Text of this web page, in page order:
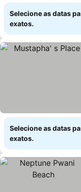
Selecione as datas
exatos.
Selecione as datas
exatos.